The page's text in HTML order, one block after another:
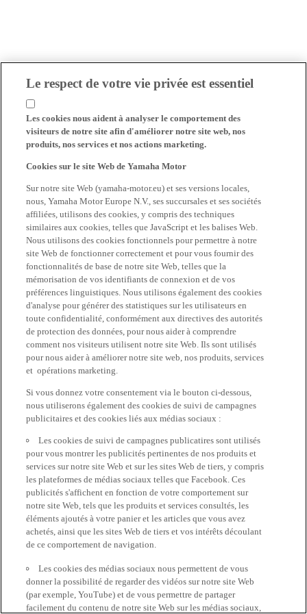
Le respect de votre vie privée est essentiel
Les cookies nous aident à analyser le comportement des
visiteurs de notre site afin d'améliorer notre site web, nos
produits, nos services et nos actions marketing.
Cookies sur le site Web de Yamaha Motor
Sur notre site Web (yamaha-motor.eu) et ses versions locales,
nous, Yamaha Motor Europe N.V., ses succursales et ses sociétés
affiliées, utilisons des cookies, y compris des techniques
similaires aux cookies, telles que JavaScript et les balises Web.
Nous utilisons des cookies fonctionnels pour permettre à notre
site Web de fonctionner correctement et pour vous fournir des
fonctionnalités de base de notre site Web, telles que la
mémorisation de vos identifiants de connexion et de vos
préférences linguistiques. Nous utilisons également des cookies
d'analyse pour générer des statistiques sur les utilisateurs en
toute confidentialité, conformément aux directives des autorités
de protection des données, pour nous aider à comprendre
comment nos visiteurs utilisent notre site Web. Ils sont utilisés
pour nous aider à améliorer notre site web, nos produits, services
et opérations marketing.
Si vous donnez votre consentement via le bouton ci-dessous,
nous utiliserons également des cookies de suivi de campagnes
publicitaires et des cookies liés aux médias sociaux :
Les cookies de suivi de campagnes publicatires sont utilisés
pour vous montrer les publicités pertinentes de nos produits et
services sur notre site Web et sur les sites Web de tiers, y compris
les plateformes de médias sociaux telles que Facebook. Ces
publicités s'affichent en fonction de votre comportement sur
notre site Web, tels que les produits et services consultés, les
éléments ajoutés à votre panier et les articles que vous avez
achetés, ainsi que les sites Web de tiers et vos intérêts découlant
de ce comportement de navigation.
Les cookies des médias sociaux nous permettent de vous
donner la possibilité de regarder des vidéos sur notre site Web
(par exemple, YouTube) et de vous permettre de partager
facilement du contenu de notre site Web sur les médias sociaux,